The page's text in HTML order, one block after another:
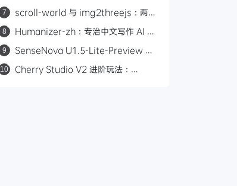
7
scroll-world 与 img2threejs：两个
做网页和 3D 模型
8
Humanizer-zh：专治中文写作 AI 味
9
SenseNova U1.5-Lite-Preview 开
4K 图像生成与编辑
10
Cherry Studio V2 进阶玩法：